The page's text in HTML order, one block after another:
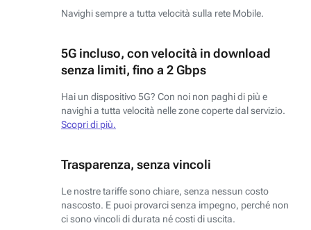
Navighi sempre a tutta velocità sulla rete Mobile.
5G incluso, con velocità in download
senza limiti, fino a 2 Gbps
Hai un dispositivo 5G? Con noi non paghi di più e
navighi a tutta velocità nelle zone coperte dal servizio.
Scopri di più.
Trasparenza, senza vincoli
Le nostre tariffe sono chiare, senza nessun costo
nascosto. E puoi provarci senza impegno, perché non
ci sono vincoli di durata né costi di uscita.